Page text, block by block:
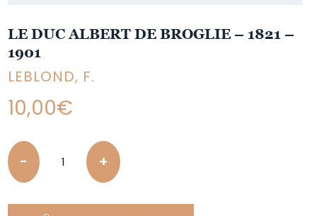
LE DUC ALBERT DE BROGLIE – 1821 –
1901
LEBLOND, F.
10,00€
Quantity